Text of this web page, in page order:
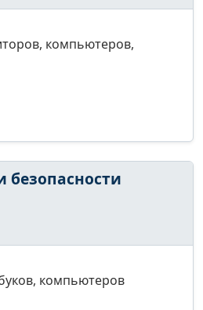
компьютеров,
безопасности
компьютеров